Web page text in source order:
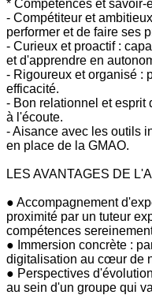
* Compétences et savoir-
- Compétiteur et
performer et de faire ses
- Curieux et proactif :
et d'apprendre en
- Rigoureux et organisé :
efficacité.
- Bon relationnel et esprit
à l'écoute.
- Aisance avec les outils
en place de la GMAO.
LES AVANTAGES DE
● Accompagnement
proximité par un tuteur
compétences
● Immersion concrète :
digitalisation au cœur de
● Perspectives
au sein d'un groupe qui